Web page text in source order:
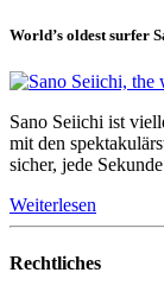
World’s oldest surfer
Sano Seiichi ist
mit den
sicher, jede
Weiterlesen
Rechtliches